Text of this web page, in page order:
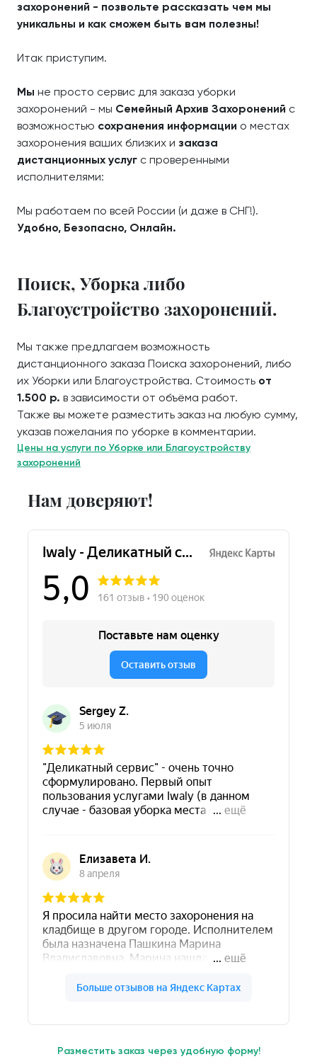
захоронений - позвольте рассказать чем мы
уникальны и как сможем быть вам полезны!
Итак приступим.
Мы не просто сервис для заказа уборки
захоронений - мы Семейный Архив Захоронений с
возможностью сохранения информации о местах
захоронения ваших близких и заказа
дистанционных услуг с проверенными
исполнителями:
Мы работаем по всей России (и даже в СНГ!).
Удобно, Безопасно, Онлайн.
Поиск, Уборка либо
Благоустройство захоронений.
Мы также предлагаем возможность
дистанционного заказа Поиска захоронений, либо
их Уборки или Благоустройства. Стоимость от
1.500 р. в зависимости от объёма работ.
Также вы можете разместить заказ на любую сумму,
указав пожелания по уборке в комментарии.
Цены на услуги по Уборке или Благоустройству
захоронений
Нам доверяют!
Разместить заказ через удобную форму!